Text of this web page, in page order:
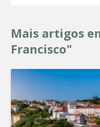
Mais artigos
Francisco"